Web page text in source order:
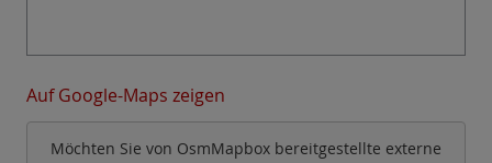
Auf Google-Maps zeigen
Möchten Sie von OsmMapbox bereitgestellte externe